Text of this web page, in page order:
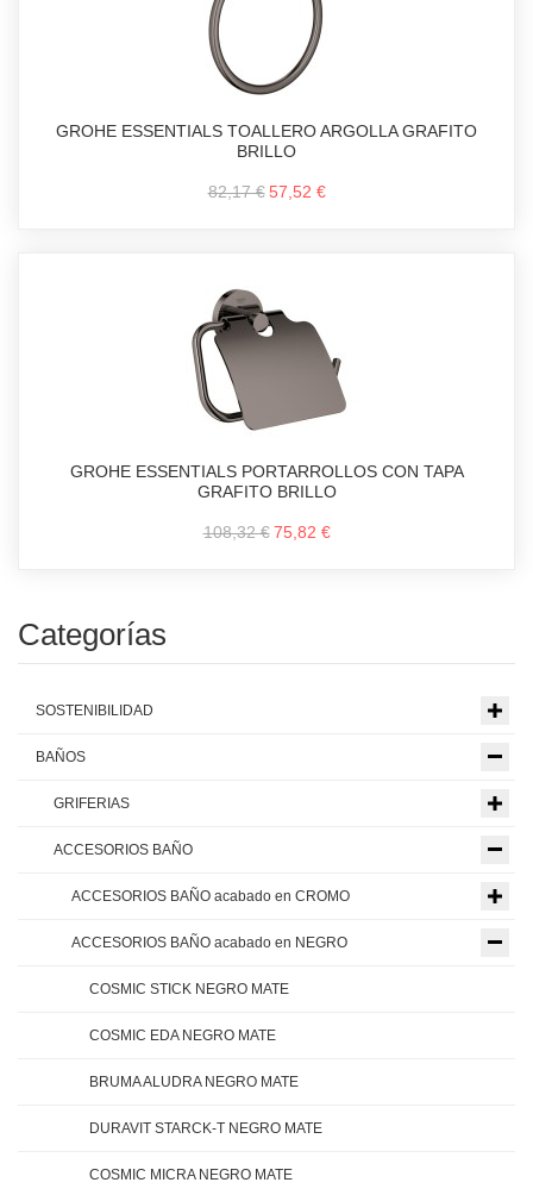
GROHE ESSENTIALS TOALLERO ARGOLLA GRAFITO
BRILLO
82,17 € 57,52 €
GROHE ESSENTIALS PORTARROLLOS CON TAPA
GRAFITO BRILLO
108,32 € 75,82 €
Categorías
SOSTENIBILIDAD
BAÑOS
GRIFERIAS
ACCESORIOS BAÑO
ACCESORIOS BAÑO acabado en CROMO
ACCESORIOS BAÑO acabado en NEGRO
COSMIC STICK NEGRO MATE
COSMIC EDA NEGRO MATE
BRUMA ALUDRA NEGRO MATE
DURAVIT STARCK-T NEGRO MATE
COSMIC MICRA NEGRO MATE